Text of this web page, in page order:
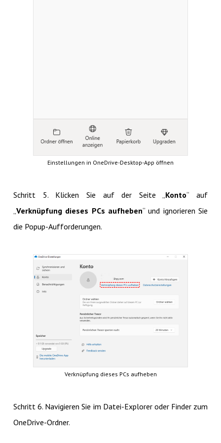
Einstellungen in OneDrive-Desktop-App öffnen
Schritt 5. Klicken Sie auf der Seite „ Konto“ auf
Verknüpfung dieses PCs aufheben“ und ignorieren Sie
die Popup-Aufforderungen.
Verknüpfung dieses PCs aufheben
Schritt 6. Navigieren Sie im Datei-Explorer oder Finder zum
OneDrive-Ordner.